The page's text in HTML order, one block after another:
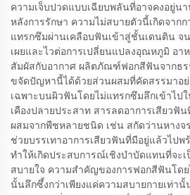
ความเจ็บปวดแบบเฉียบพลันที่อาจคงอยู่น
หลังการรักษา ความไม่สบายตัวนี้เกิดจาก
แทรกซึมผ่านเคลือบฟันเข้าสู่ชั้นเดนติน จ
เผยและไวต่อการเปลี่ยนแปลงอุณหภูมิ อา
สัมผัสกับอากาศ ผลิตภัณฑ์ฟอกสีฟันจากธ
ขจัดปัญหานี้ได้ด้วยส่วนผสมที่คัดสรรมาอ
เฉพาะบนผิวฟันโดยไม่แทรกซึมลึกเข้าไป
เคืองปลายประสาท สารลดอาการเสียวฟั
ผสมจากพืชหลายชนิด เช่น สกัดว่านหางจ
ช่วยบรรเทาอาการเสียวฟันที่มีอยู่แล้วไป
ทำให้เกิดประสบการณ์เชิงบำบัดแทนที่จะ
สบายใจ ความสำคัญของการฟอกสีฟันโดย
นั้นลึกซึ้งกว่าเพียงแค่ความสบายกายเท่านั้